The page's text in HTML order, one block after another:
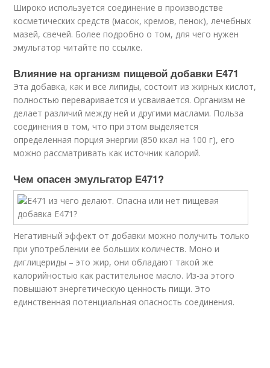
Широко используется соединение в производстве
косметических средств (масок, кремов, пенок), лечебных
мазей, свечей. Более подробно о том, для чего нужен
эмульгатор читайте по ссылке.
Влияние на организм пищевой добавки Е471
Эта добавка, как и все липиды, состоит из жирных кислот,
полностью переваривается и усваивается. Организм не
делает различий между ней и другими маслами. Польза
соединения в том, что при этом выделяется
определенная порция энергии (850 ккал на 100 г), его
можно рассматривать как источник калорий.
Чем опасен эмульгатор Е471?
Негативный эффект от добавки можно получить только
при употреблении ее больших количеств. Моно и
диглицериды – это жир, они обладают такой же
калорийностью как растительное масло. Из-за этого
повышают энергетическую ценность пищи. Это
единственная потенциальная опасность соединения.